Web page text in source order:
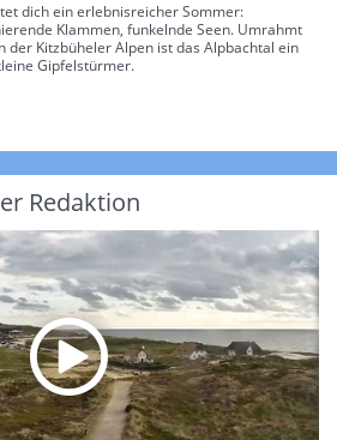
dich ein erlebnisreicher Sommer:
Klammen, funkelnde Seen. Umrahmt
der Kitzbüheler Alpen ist das Alpbachtal ein
Gipfelstürmer.
Redaktion